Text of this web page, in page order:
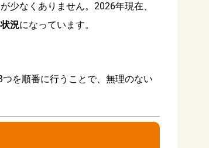
少なくありません。2026年現在、
況になっています。
を順番に行うことで、無理のない